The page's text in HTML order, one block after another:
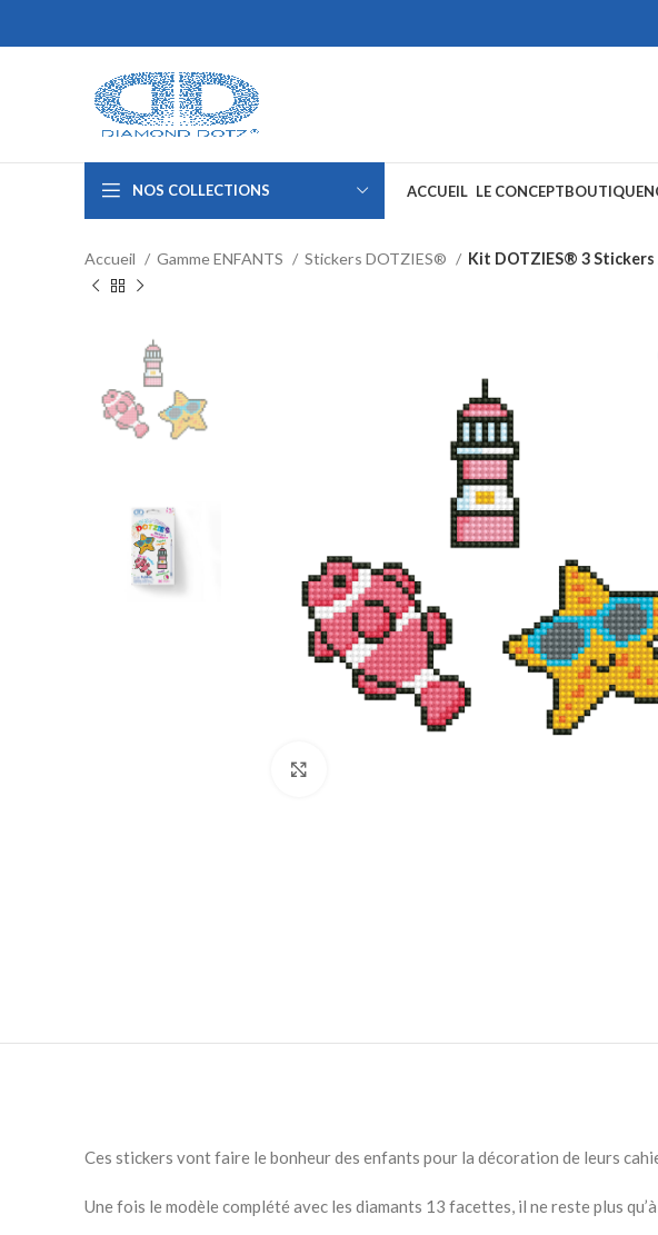
NOS COLLECTIONS ACCUEIL LE CONCEPTBOUTIQUE
Accueil Gamme ENFANTS Stickers DOTZIES® Kit DOTZIES® 3 Stickers
Ces stickers vont faire le bonheur des enfants pour la décoration de leurs
Une fois le modèle complété avec les diamants 13 facettes, il ne reste plus